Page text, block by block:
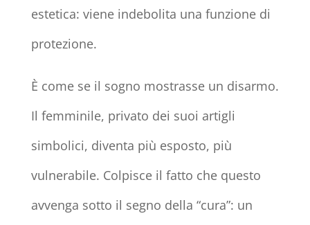
estetica: viene indebolita una funzione di
protezione.
È come se il sogno mostrasse un disarmo.
Il femminile, privato dei suoi artigli
simbolici, diventa più esposto, più
vulnerabile. Colpisce il fatto che questo
avvenga sotto il segno della “cura”: un